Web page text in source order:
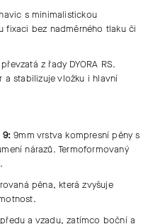
s minimalistickou
bez nadměrného tlaku či
z řady DYORA RS.
stabilizuje vložku i hlavní
9:9mm vrstva kompresní pěny s
nárazů. Termoformovaný
pěna, která zvyšuje
a vzadu, zatímco boční a